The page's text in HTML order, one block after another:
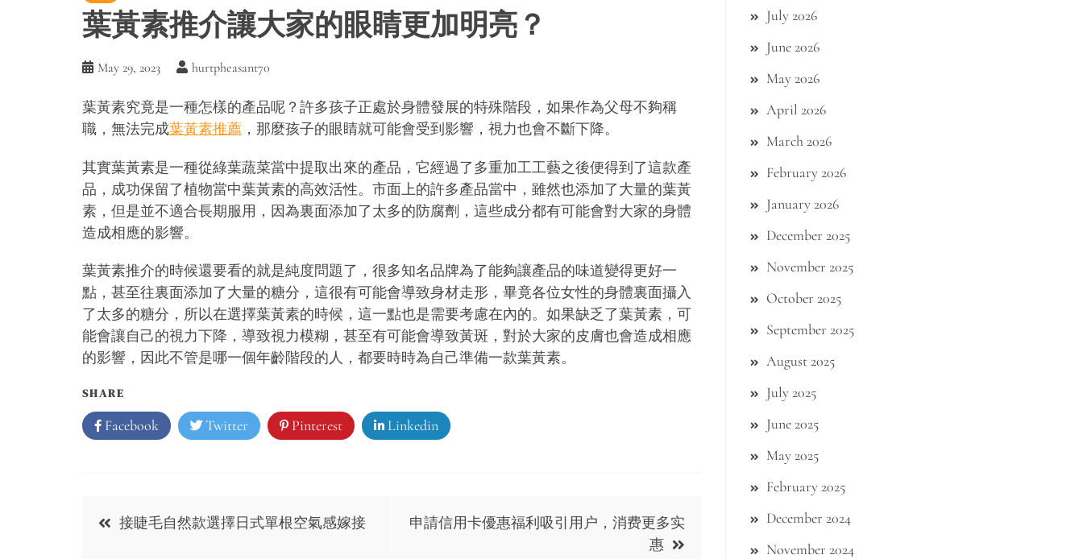
葉黃素推介讓大家的眼睛更加明亮？
May 29, 2023 hurtpheasant70
葉黃素究竟是一種怎樣的產品呢？許多孩子正處於身體發展的特殊階段，如果作為父母不夠稱
職，無法完成葉黃素推薦 ，那麼孩子的眼睛就可能會受到影響，視力也會不斷下降。
其實葉黃素是一種從綠葉蔬菜當中提取出來的產品，它經過了多重加工工藝之後便得到了這款產
品，成功保留了植物當中葉黃素的高效活性。市面上的許多產品當中，雖然也添加了大量的葉黃
素，但是並不適合長期服用，因為裏面添加了太多的防腐劑，這些成分都有可能會對大家的身體
造成相應的影響。
葉黃素推介的時候還要看的就是純度問題了，很多知名品牌為了能夠讓產品的味道變得更好一
點，甚至往裏面添加了大量的糖分，這很有可能會導致身材走形，畢竟各位女性的身體裏面攝入
了太多的糖分，所以在選擇葉黃素的時候，這一點也是需要考慮在內的。如果缺乏了葉黃素，可
能會讓自己的視力下降，導致視力模糊，甚至有可能會導致黃斑，對於大家的皮膚也會造成相應
的影響，因此不管是哪一個年齡階段的人，都要時時為自己準備一款葉黃素。
SHARE
Facebook Twitter Pinterest Linkedin
Post接睫毛自然款選擇日式單根空氣感嫁接
申請信用卡優惠福利吸引用户，消费更多实
惠
July 2026
June 2026
May 2026
April 2026
March 2026
February 2026
January 2026
December 2025
November 2025
October 2025
September 2025
August 2025
July 2025
June 2025
May 2025
February 2025
December 2024
November 2024